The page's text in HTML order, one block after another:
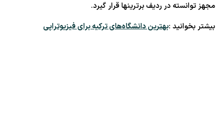
مجهز توانسته در ردیف برترینها قرار گیرد.
بیشتر بخوانید :بهترین دانشگاه‌های ترکیه برای فیزیوتراپی